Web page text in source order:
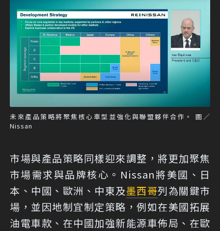
未來產品策略將聚焦核心車型並強化與聯盟夥伴合作。 圖／
Nissan
市場與產品策略同樣迎來調整，將更加聚焦
市場需求與品牌核心。Nissan將美國、日
本、中國、歐洲、中東及墨西哥列為關鍵市
場，並因地制宜制定策略，例如在美國拓展
油電車款、在中國加強新能源車佈局、在歐